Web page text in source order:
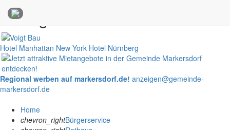
Anzeigen
Hotel Manhattan New York Hotel Nürnberg
Regional werben auf markersdorf.de! anzeigen@gemeinde-
markersdorf.de
Home
chevron_rightBürgerservice